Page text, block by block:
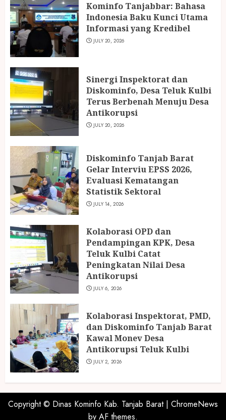
Kominfo Tanjabbar: Bahasa
Indonesia Baku Kunci Utama
Informasi yang Kredibel
JULY 20, 2026
Sinergi Inspektorat dan
Diskominfo, Desa Teluk Kulbi
Terus Berbenah Menuju Desa
Antikorupsi
JULY 20, 2026
Diskominfo Tanjab Barat
Gelar Interviu EPSS 2026,
Evaluasi Kematangan
Statistik Sektoral
JULY 14, 2026
Kolaborasi OPD dan
Pendampingan KPK, Desa
Teluk Kulbi Catat
Peningkatan Nilai Desa
Antikorupsi
JULY 6, 2026
Kolaborasi Inspektorat, PMD,
dan Diskominfo Tanjab Barat
Kawal Monev Desa
Antikorupsi Teluk Kulbi
JULY 2, 2026
Copyright © Dinas Kominfo Kab. Tanjab Barat | ChromeNews
by AF themes.